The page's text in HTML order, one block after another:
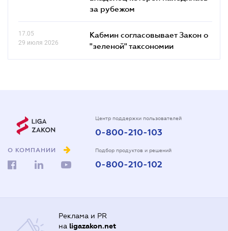
за рубежом
17.05
29 июля 2026
Кабмин согласовывает Закон о
"зеленой" таксономии
О КОМПАНИИ
Центр поддержки пользователей
0-800-210-103
Подбор продуктов и решений
0-800-210-102
Реклама и PR
на ligazakon.net